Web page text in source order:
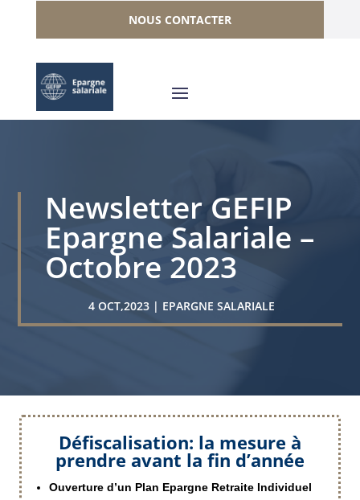
NOUS CONTACTER
Newsletter GEFIP
Epargne Salariale –
Octobre 2023
4 OCT,2023 | EPARGNE SALARIALE
Défiscalisation: la mesure à
prendre avant la fin d’année
Ouverture d’un Plan Epargne Retraite Individuel